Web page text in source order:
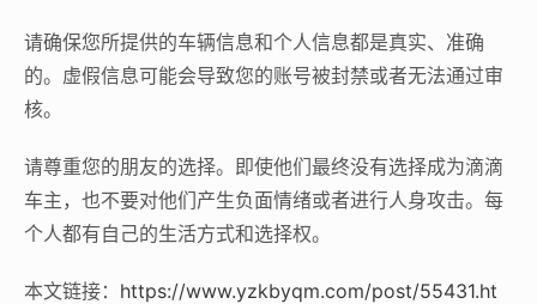
请确保您所提供的车辆信息和个人信息都是真实、准确
的。虚假信息可能会导致您的账号被封禁或者无法通过审
核。
请尊重您的朋友的选择。即使他们最终没有选择成为滴滴
车主，也不要对他们产生负面情绪或者进行人身攻击。每
个人都有自己的生活方式和选择权。
本文链接： https://www.yzkbyqm.com/post/55431.ht